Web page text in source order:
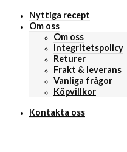
Nyttiga recept
Om oss
Om oss
Integritetspolicy
Returer
Frakt & leverans
Vanliga frågor
Köpvillkor
Kontakta oss